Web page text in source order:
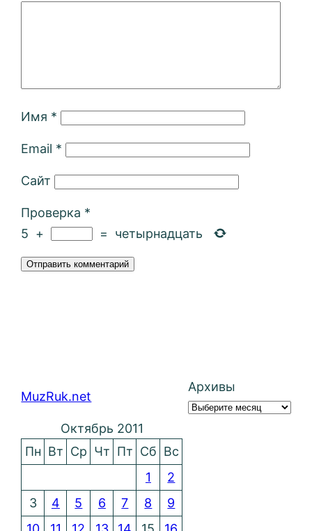
Имя *
Email *
Сайт
Проверка *
5 + = четырнадцать
MuzRuk.net
Архивы
Октябрь 2011
Пн Вт Ср Чт Пт Сб Вс
1
2
3
4 5 6 7 8
9